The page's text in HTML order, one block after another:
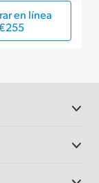
en línea